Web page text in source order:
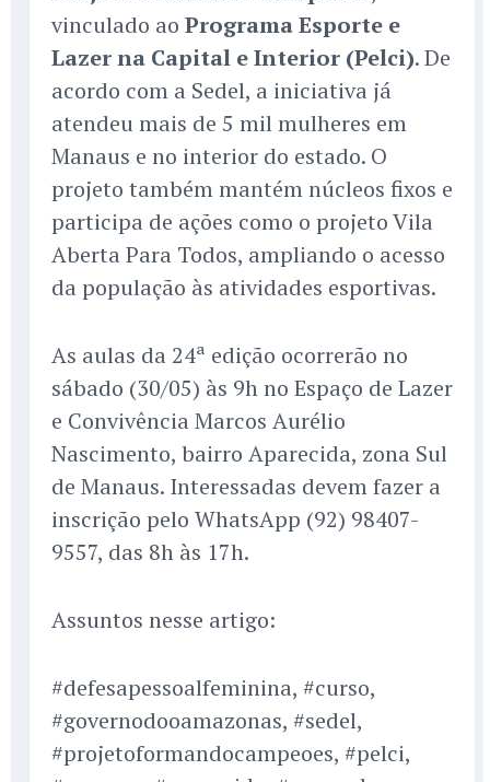
vinculado ao Programa Esporte e
Lazer na Capital e Interior (Pelci). De
acordo com a Sedel, a iniciativa já
atendeu mais de 5 mil mulheres em
Manaus e no interior do estado. O
projeto também mantém núcleos fixos e
participa de ações como o projeto Vila
Aberta Para Todos, ampliando o acesso
da população às atividades esportivas.
As aulas da 24ª edição ocorrerão no
sábado (30/05) às 9h no Espaço de Lazer
e Convivência Marcos Aurélio
Nascimento, bairro Aparecida, zona Sul
de Manaus. Interessadas devem fazer a
inscrição pelo WhatsApp (92) 98407-
9557, das 8h às 17h.
Assuntos nesse artigo:
#defesapessoalfeminina, #curso,
#governodooamazonas, #sedel,
#projetoformandocampeoes, #pelci,